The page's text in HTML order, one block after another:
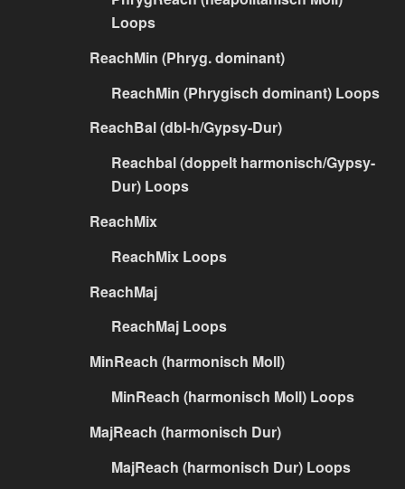
Loops
ReachMin (Phryg. dominant)
ReachMin (Phrygisch dominant) Loops
ReachBal (dbl-h/Gypsy-Dur)
Reachbal (doppelt harmonisch/Gypsy-
Dur) Loops
ReachMix
ReachMix Loops
ReachMaj
ReachMaj Loops
MinReach (harmonisch Moll)
MinReach (harmonisch Moll) Loops
MajReach (harmonisch Dur)
MajReach (harmonisch Dur) Loops